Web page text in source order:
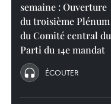
semaine : Ouverture
du troisième Plénum
du Comité central du
Parti du 14e mandat
ÉCOUTER